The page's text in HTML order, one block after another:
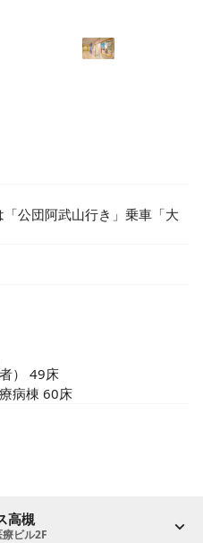
公団阿武山行き」乗車「大
） 49床
病棟 60床
高槻
ビル2F